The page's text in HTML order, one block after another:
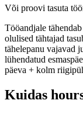
Või proovi tasuta
Tööandjale
olulised tähtajad
tähelepanu vajavad
lühendatud
päeva + kolm
Kuidas